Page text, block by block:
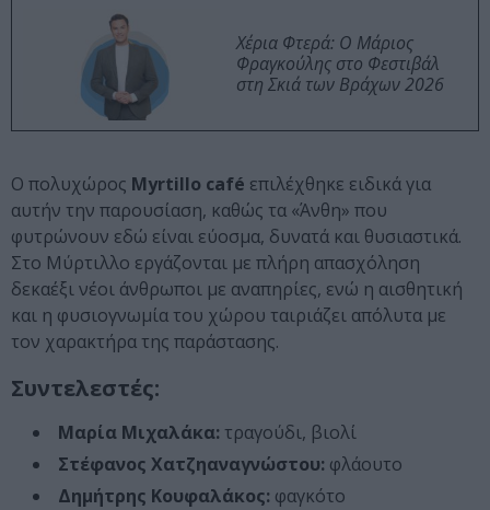
Χέρια Φτερά: Ο Μάριος
Φραγκούλης στο Φεστιβάλ
στη Σκιά των Βράχων 2026
Ο πολυχώρος Myrtillo café επιλέχθηκε ειδικά για
αυτήν την παρουσίαση, καθώς τα «Άνθη» που
φυτρώνουν εδώ είναι εύοσμα, δυνατά και θυσιαστικά.
Στο Μύρτιλλο εργάζονται με πλήρη απασχόληση
δεκαέξι νέοι άνθρωποι με αναπηρίες, ενώ η αισθητική
και η φυσιογνωμία του χώρου ταιριάζει απόλυτα με
τον χαρακτήρα της παράστασης.
Συντελεστές:
Μαρία Μιχαλάκα: τραγούδι, βιολί
Στέφανος Χατζηαναγνώστου: φλάουτο
Δημήτρης Κουφαλάκος: φαγκότο